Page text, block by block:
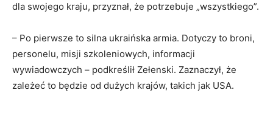
dla swojego kraju, przyznał, że potrzebuje „wszystkiego”.
– Po pierwsze to silna ukraińska armia. Dotyczy to broni,
personelu, misji szkoleniowych, informacji
wywiadowczych – podkreślił Zełenski. Zaznaczył, że
zależeć to będzie od dużych krajów, takich jak USA.